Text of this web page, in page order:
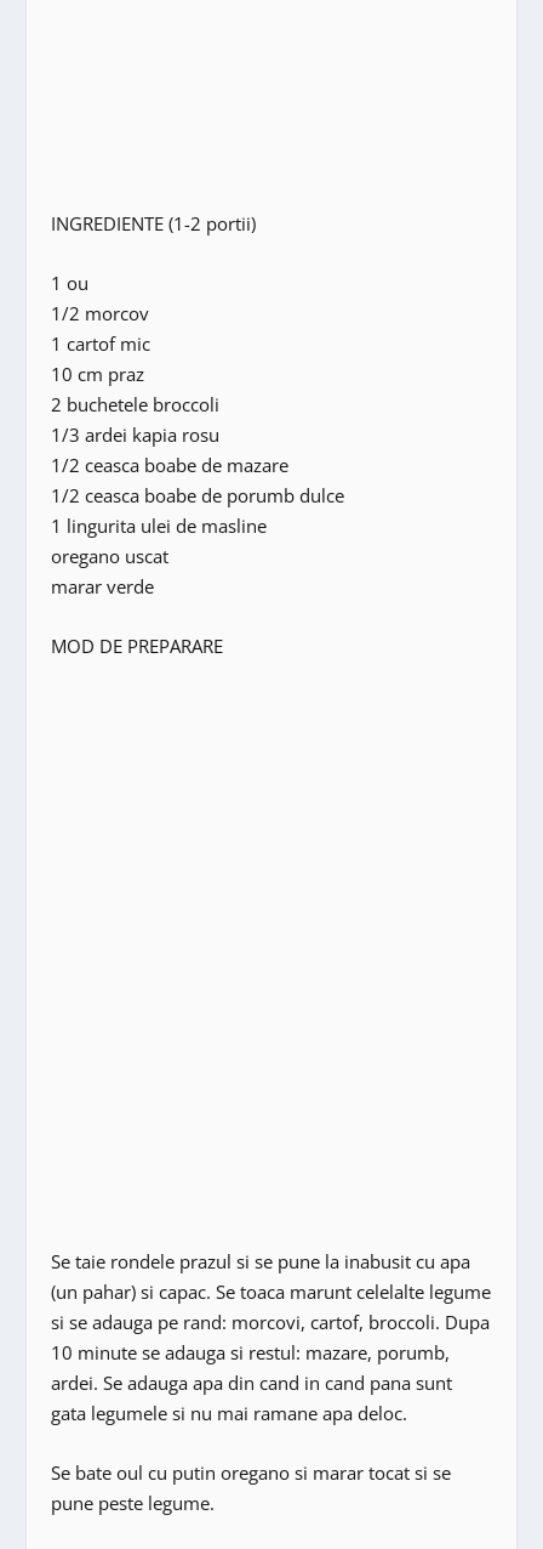
INGREDIENTE (1-2 portii)
1 ou
1/2 morcov
1 cartof mic
10 cm praz
2 buchetele broccoli
1/3 ardei kapia rosu
1/2 ceasca boabe de mazare
1/2 ceasca boabe de porumb dulce
1 lingurita ulei de masline
oregano uscat
marar verde
MOD DE PREPARARE
Se taie rondele prazul si se pune la inabusit cu apa
(un pahar) si capac. Se toaca marunt celelalte legume
si se adauga pe rand: morcovi, cartof, broccoli. Dupa
10 minute se adauga si restul: mazare, porumb,
ardei. Se adauga apa din cand in cand pana sunt
gata legumele si nu mai ramane apa deloc.
Se bate oul cu putin oregano si marar tocat si se
pune peste legume.